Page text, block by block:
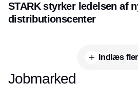
STARK styrker ledelsen af
distributionscenter
Indlæs
Jobmarked